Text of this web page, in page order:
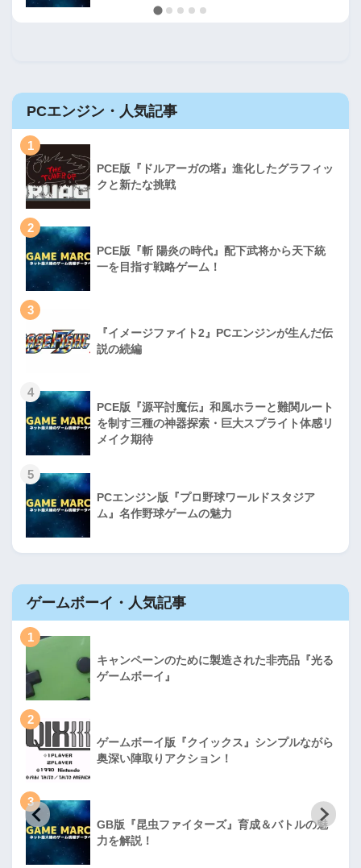
PCエンジン・人気記事
1
PCE版『ドルアーガの塔』進化したグラフィッ
クと新たな挑戦
2
PCE版『斬 陽炎の時代』配下武将から天下統
一を目指す戦略ゲーム！
3
『イメージファイト2』PCエンジンが生んだ伝
説の続編
4
PCE版『源平討魔伝』和風ホラーと難関ルート
を制す三種の神器探索・巨大スプライト体感リ
メイク期待
5
PCエンジン版『プロ野球ワールドスタジア
ム』名作野球ゲームの魅力
ゲームボーイ・人気記事
1
キャンペーンのために製造された非売品『光る
ゲームボーイ』
2
ゲームボーイ版『クイックス』シンプルながら
奥深い陣取りアクション！
3
GB版『昆虫ファイターズ』育成＆バトルの魅
力を解説！